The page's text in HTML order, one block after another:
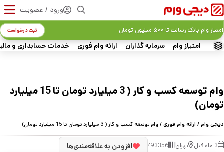
ورود / عضویت
امتیاز وام سرمایه گذاران ارائه وام فوری خدمات حسابداری و
امتیاز وام بانک رسالت تا ۵۰۰ میلیون تومان ثبت درخواست
وام توسعه کسب و کار ( 3 میلیارد تومان تا 15 میلیارد
تومان)
دیجی وام/ ارائه وام فوری/ وام توسعه کسب و کار ( 3 میلیارد تومان تا 15 میلیارد تومان)
3 ماه قبل تهران 493356 افزودن به علاقه‌مندی‌ها